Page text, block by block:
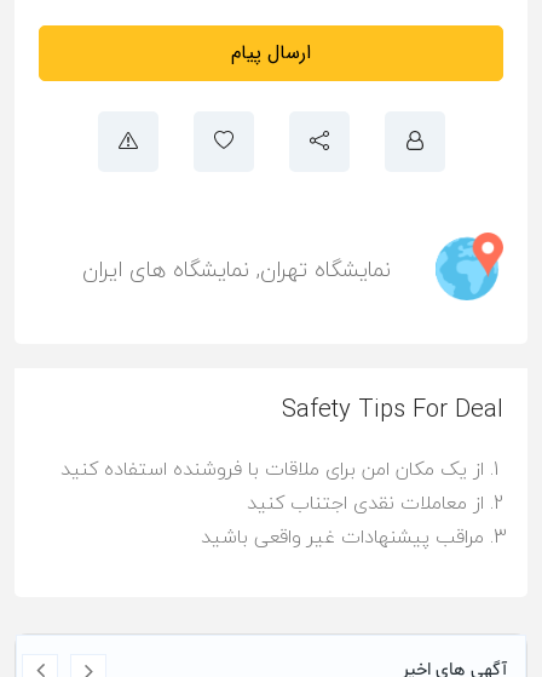
ارسال پیام
نمایشگاه تهران, نمایشگاه های ایران
Safety Tips For Deal
از یک مکان امن برای ملاقات با فروشنده استفاده کنید
از معاملات نقدی اجتناب کنید
مراقب پیشنهادات غیر واقعی باشید
آگهی های اخیر